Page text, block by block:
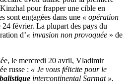
pour frapper une cible en
sont engagées dans une « opération
24 février. La plupart des pays du
d’« invasion non provoquée » de
le mercredi 20 avril, Vladimir
russe : « Je vous félicite pour le
intercontinental Sarmat ».